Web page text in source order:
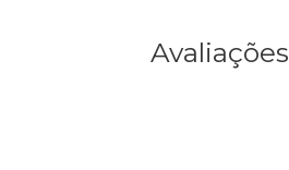
Avaliações